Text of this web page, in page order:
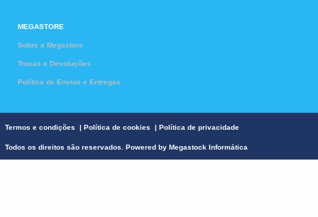
MEGASTORE
Sobre a Megastore
Trocas e Devoluções
Política de Envios e Entregas
Termos e condições | Política de cookies | Política de privacidade
Todos os direitos são reservados. Powered by Megastock Informática